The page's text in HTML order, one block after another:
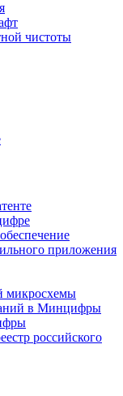
чистоты
приложения
микросхемы
в Минцифры
российского